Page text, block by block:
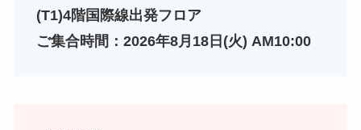
(T1)4階国際線出発フロア
ご集合時間：2026年8月18日(火) AM10:00